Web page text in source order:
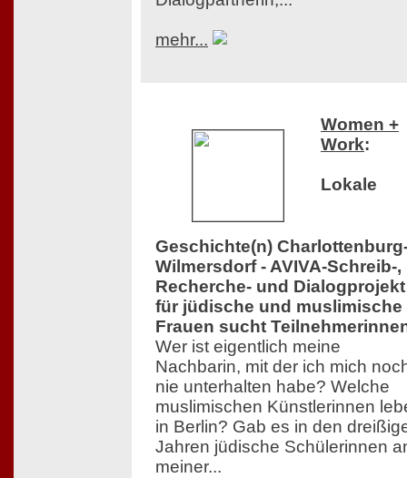
mehr...
Women +
Work:
Lokale
Geschichte(n)
Wilmersdorf - AVIVA-Schreib-,
Recherche- und Dialogprojekt
für jüdische und muslimische
Frauen sucht
Wer ist eigentlich meine
Nachbarin, mit der ich mich
nie unterhalten habe? Welche
muslimischen Künstlerinnen
in Berlin? Gab es in den
Jahren jüdische Schülerinnen
meiner...